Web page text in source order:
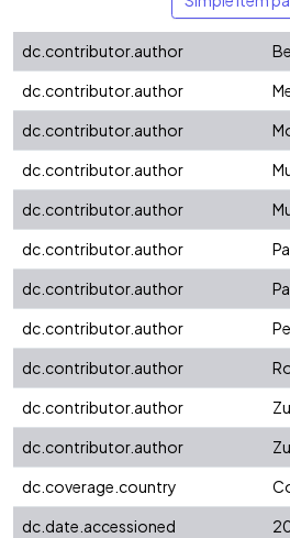
dc.contributor.author
dc.contributor.author
dc.contributor.author
dc.contributor.author
dc.contributor.author
dc.contributor.author
dc.contributor.author
dc.contributor.author
dc.contributor.author
dc.contributor.author
dc.contributor.author
dc.coverage.country
dc.date.accessioned